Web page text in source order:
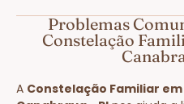
Problemas
Constelação
A Constelação Familiar